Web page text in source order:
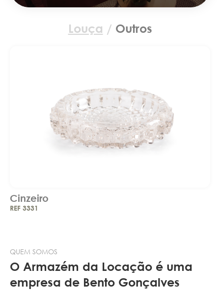
Louça / Outros
Cinzeiro
REF 3331
QUEM SOMOS
O Armazém da Locação é uma
empresa de Bento Gonçalves